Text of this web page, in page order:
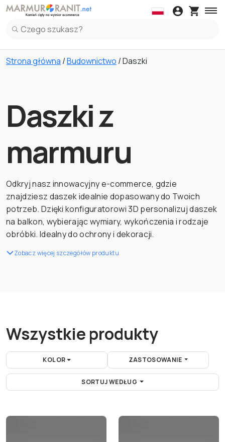
Strona główna /Budownictwo / Daszki
Daszki z
marmuru
Odkryj nasz innowacyjny e-commerce, gdzie
znajdziesz daszek idealnie dopasowany do Twoich
potrzeb. Dzięki konfiguratorowi 3D personalizuj daszek
na balkon, wybierając wymiary, wykończenia i rodzaje
obróbki. Idealny do ochrony i dekoracji.
Zobacz więcej szczegółów produktu
Wszystkie produkty
KOLOR ZASTOSOWANIE
SORTUJ WEDŁUG
Daszki
Daszki z Marmuru
Blaty kuchenne
Blaty kuchenne z Marmuru
Blaty kuchenne z Kwarc
Kleje